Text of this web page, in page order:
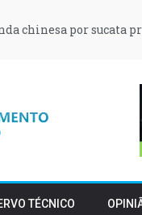
chinesa por sucata
TÉCNICO